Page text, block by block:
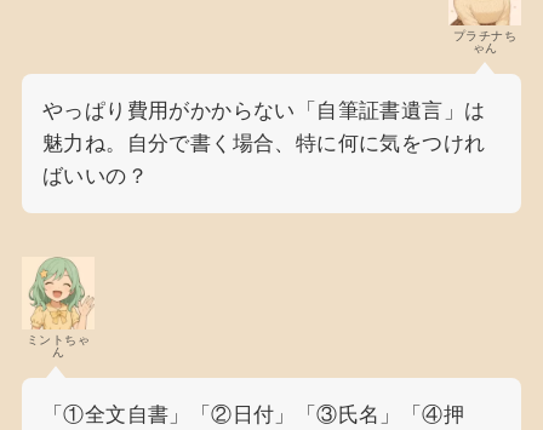
プラチナち
ゃん
やっぱり費用がかからない「自筆証書遺言」は
魅力ね。自分で書く場合、特に何に気をつけれ
ばいいの？
ミントちゃ
ん
「①全文自書」「②日付」「③氏名」「④押